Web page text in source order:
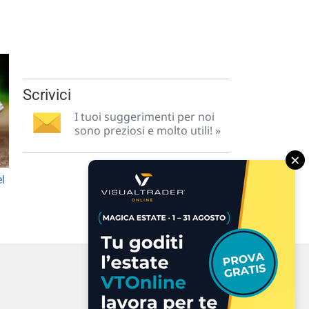
Scrivici
I tuoi suggerimenti per noi
sono preziosi e molto utili! »
×